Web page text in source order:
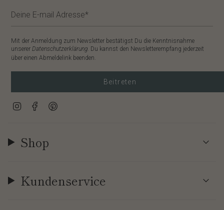
Mit der Anmeldung zum Newsletter bestätigst Du die Kenntnisnahme
unserer Datenschutzerklärung. Du kannst den Newsletterempfang jederzeit
über einen Abmeldelink beenden.
Beitreten
InstagramFacebook
Shop
Kundenservice